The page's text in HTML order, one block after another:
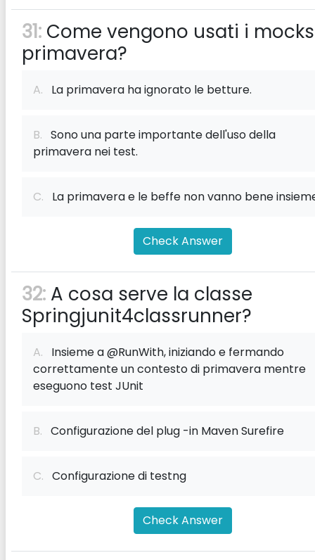
31: Come vengono usati i
primavera?
A. La primavera ha ignorato le betture.
B. Sono una parte importante dell'uso della
primavera nei test.
C. La primavera e le beffe non vanno bene
Check Answer
32: A cosa serve la classe
Springjunit4classrunner?
A. Insieme a @RunWith, iniziando e fermando
correttamente un contesto di primavera mentre
eseguono test JUnit
B. Configurazione del plug -in Maven Surefire
C. Configurazione di testng
Check Answer